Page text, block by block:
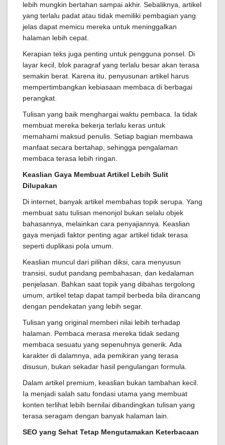
lebih mungkin bertahan sampai akhir. Sebaliknya, artikel
yang terlalu padat atau tidak memiliki pembagian yang
jelas dapat memicu mereka untuk meninggalkan
halaman lebih cepat.
Kerapian teks juga penting untuk pengguna ponsel. Di
layar kecil, blok paragraf yang terlalu besar akan terasa
semakin berat. Karena itu, penyusunan artikel harus
mempertimbangkan kebiasaan membaca di berbagai
perangkat.
Tulisan yang baik menghargai waktu pembaca. Ia tidak
membuat mereka bekerja terlalu keras untuk
memahami maksud penulis. Setiap bagian membawa
manfaat secara bertahap, sehingga pengalaman
membaca terasa lebih ringan.
Keaslian Gaya Membuat Artikel Lebih Sulit
Dilupakan
Di internet, banyak artikel membahas topik serupa. Yang
membuat satu tulisan menonjol bukan selalu objek
bahasannya, melainkan cara penyajiannya. Keaslian
gaya menjadi faktor penting agar artikel tidak terasa
seperti duplikasi pola umum.
Keaslian muncul dari pilihan diksi, cara menyusun
transisi, sudut pandang pembahasan, dan kedalaman
penjelasan. Bahkan saat topik yang dibahas tergolong
umum, artikel tetap dapat tampil berbeda bila dirancang
dengan pendekatan yang lebih segar.
Tulisan yang original memberi nilai lebih terhadap
halaman. Pembaca merasa mereka tidak sedang
membaca sesuatu yang sepenuhnya generik. Ada
karakter di dalamnya, ada pemikiran yang terasa
disusun, bukan sekadar hasil pengulangan formula.
Dalam artikel premium, keaslian bukan tambahan kecil.
Ia menjadi salah satu fondasi utama yang membuat
konten terlihat lebih bernilai dibandingkan tulisan yang
terasa seragam dengan banyak halaman lain.
SEO yang Sehat Tetap Mengutamakan Keterbacaan